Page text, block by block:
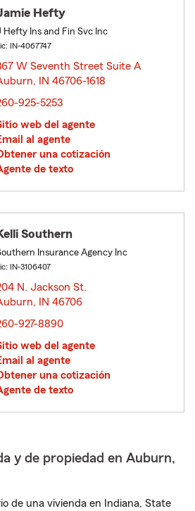
Hefty
Hefty Ins and Fin Svc Inc
IN-4067747
W Seventh Street Suite A
IN 46706-1618
925-5253
web del agente
al agente
una cotización
de texto
Southern
Insurance Agency Inc
IN-3106407
N. Jackson St.
IN 46706
927-8890
web del agente
al agente
una cotización
de texto
y de propiedad en Auburn,
de una vivienda en Indiana, State